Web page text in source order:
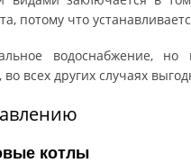
потому что
водоснабжение, но
во всех других случаях
котлы